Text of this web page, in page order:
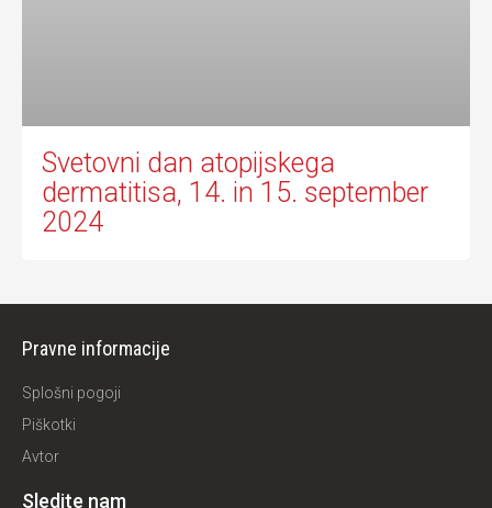
Svetovni dan atopijskega
dermatitisa, 14. in 15. september
2024
Pravne informacije
Splošni pogoji
Piškotki
Avtor
Sledite nam